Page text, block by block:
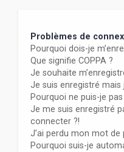
Problèmes de
Pourquoi dois-je
Que signifie COPPA ?
Je souhaite
Je suis enregistré
Pourquoi ne puis-je
Je me suis enregistré
connecter ?!
J’ai perdu mon mot de
Pourquoi suis-je